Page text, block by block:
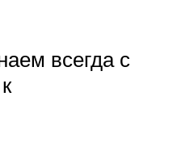
всегда с